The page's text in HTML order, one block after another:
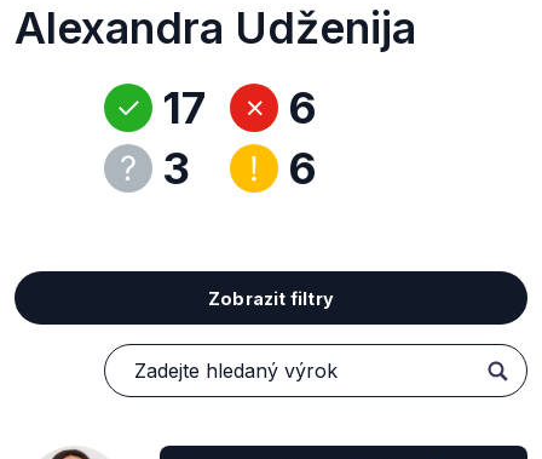
Alexandra Udženija
17
3
6
6
Zobrazit filtry